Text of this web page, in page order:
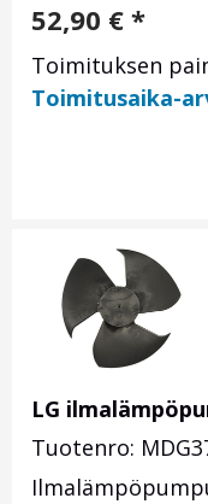
52,90 € *
Toimituksen
Toimitusaika-
LG
Tuotenro: